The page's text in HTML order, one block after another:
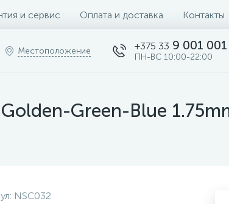
и сервис Оплата и доставка Контакты
Местоположение +375 33 9 001 001
ПН-ВС 10:00-22:00
Green-Blue
NSC032